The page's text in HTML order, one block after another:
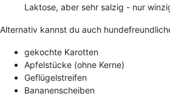
Laktose, aber sehr salzig - nur
Alternativ kannst du auch
gekochte Karotten
Apfelstücke (ohne Kerne)
Geflügelstreifen
Bananenscheiben